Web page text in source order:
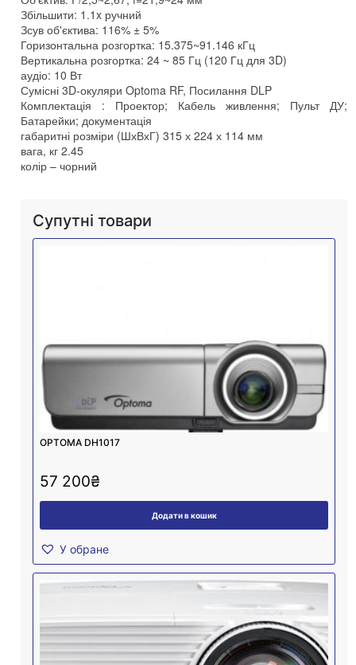
Збільшити: 1.1x ручний
Зсув об'єктива: 116% ± 5%
Горизонтальна розгортка: 15.375~91.146 кГц
Вертикальна розгортка: 24 ~ 85 Гц (120 Гц для 3D)
аудіо: 10 Вт
Сумісні 3D-окуляри Optoma RF, Посилання DLP
Комплектація : Проектор; Кабель живлення; Пульт ДУ;
Батарейки; документація
габаритні розміри (ШхВхГ) 315 х 224 х 114 мм
вага, кг 2.45
колір – чорний
Супутні товари
OPTOMA DH1017
57 200₴
Додати в кошик
У обране